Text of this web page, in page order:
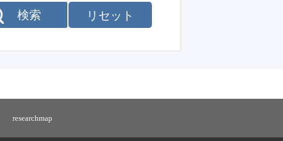
リセット
検索
researchmap